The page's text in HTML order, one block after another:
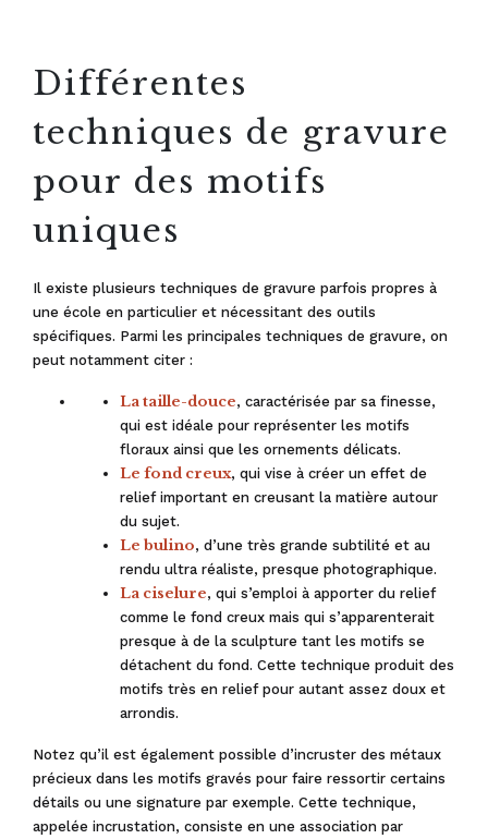
Différentes
techniques de gravure
pour des motifs
uniques
Il existe plusieurs techniques de gravure parfois propres à
une école en particulier et nécessitant des outils
spécifiques. Parmi les principales techniques de gravure, on
peut notamment citer :
La taille-douce, caractérisée par sa finesse,
qui est idéale pour représenter les motifs
floraux ainsi que les ornements délicats.
Le fond creux, qui vise à créer un effet de
relief important en creusant la matière autour
du sujet.
Le bulino, d’une très grande subtilité et au
rendu ultra réaliste, presque photographique.
La ciselure, qui s’emploi à apporter du relief
comme le fond creux mais qui s’apparenterait
presque à de la sculpture tant les motifs se
détachent du fond. Cette technique produit des
motifs très en relief pour autant assez doux et
arrondis.
Notez qu’il est également possible d’incruster des métaux
précieux dans les motifs gravés pour faire ressortir certains
détails ou une signature par exemple. Cette technique,
appelée incrustation, consiste en une association par